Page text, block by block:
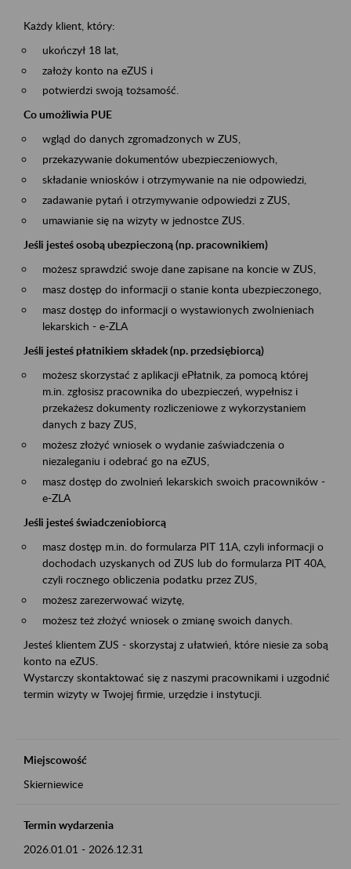
Każdy klient, który:
ukończył 18 lat,
założy konto na eZUS i
potwierdzi swoją tożsamość.
Co umożliwia PUE
wgląd do danych zgromadzonych w ZUS,
przekazywanie dokumentów ubezpieczeniowych,
składanie wniosków i otrzymywanie na nie odpowiedzi,
zadawanie pytań i otrzymywanie odpowiedzi z ZUS,
umawianie się na wizyty w jednostce ZUS.
Jeśli jesteś osobą ubezpieczoną (np. pracownikiem)
możesz sprawdzić swoje dane zapisane na koncie w ZUS,
masz dostęp do informacji o stanie konta ubezpieczonego,
masz dostęp do informacji o wystawionych zwolnieniach
lekarskich - e-ZLA
Jeśli jesteś płatnikiem składek (np. przedsiębiorcą)
możesz skorzystać z aplikacji ePłatnik, za pomocą której
m.in. zgłosisz pracownika do ubezpieczeń, wypełnisz i
przekażesz dokumenty rozliczeniowe z wykorzystaniem
danych z bazy ZUS,
możesz złożyć wniosek o wydanie zaświadczenia o
niezaleganiu i odebrać go na eZUS,
masz dostęp do zwolnień lekarskich swoich pracowników -
e-ZLA
Jeśli jesteś świadczeniobiorcą
masz dostęp m.in. do formularza PIT 11A, czyli informacji o
dochodach uzyskanych od ZUS lub do formularza PIT 40A,
czyli rocznego obliczenia podatku przez ZUS,
możesz zarezerwować wizytę,
możesz też złożyć wniosek o zmianę swoich danych.
Jesteś klientem ZUS - skorzystaj z ułatwień, które niesie za sobą
konto na eZUS.
Wystarczy skontaktować się z naszymi pracownikami i uzgodnić
termin wizyty w Twojej firmie, urzędzie i instytucji.
Miejscowość
Skierniewice
Termin wydarzenia
2026.01.01 - 2026.12.31